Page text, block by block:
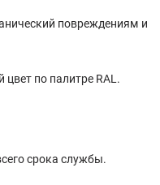
повреждениям и
по палитре RAL.
срока службы.